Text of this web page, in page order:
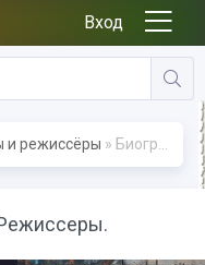
Вход
и режиссёры » Биография Елены Летучей - Режиссеры.